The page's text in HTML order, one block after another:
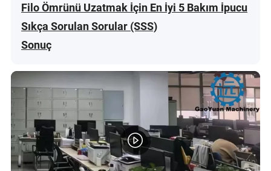
Filo Ömrünü Uzatmak İçin En İyi 5 Bakım İpucu
Sıkça Sorulan Sorular (SSS)
Sonuç